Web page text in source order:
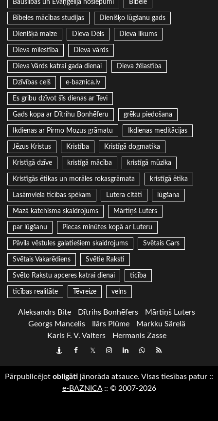
Bauslības un Evaņģēlija noslēpumi Bībele
Bībeles mācības studijas Dienišķo lūgšanu gads
Dienišķā maize Dieva Dēls Dieva likums
Dieva mīlestība Dieva vārds
Dieva Vārds katrai gada dienai Dieva žēlastība
Dzīvības ceļš e-baznica.lv
Es gribu dzīvot šīs dienas ar Tevi
Gads kopa ar Dītrihu Bonhēferu grēku piedošana
Ikdienas ar Pirmo Mozus grāmatu Ikdienas meditācijas
Jēzus Kristus Kristība Kristīgā dogmatika
Kristīgā dzīve kristīgā mācība kristīgā mūzika
Kristīgās ētikas un morāles rokasgrāmata kristīgā ētika
Lasāmviela ticības spēkam Lutera citāti lūgšana
Mazā katehisma skaidrojums Mārtiņš Luters
par lūgšanu Piecas minūtes kopā ar Luteru
Pāvila vēstules galatiešiem skaidrojums Svētais Gars
Svētais Vakarēdiens Svētie Raksti
Svēto Rakstu apceres katrai dienai ticība
ticības realitāte Tēvreize velns
Aleksandrs Bite Dītrihs Bonhēfers
Mārtiņš Luters
Georgs Mancelis
Ilārs Plūme
Markku Särelä
Karls F. V. Valters
Hermanis Zasse
DraugiemFacebook
TwitterInstagram
LinkedInwhatsapp
RSS
Pārpublicējot obligāti jānorāda atsauce. Visas tiesības patur ::
e-BAZNICA:: © 2007-2026